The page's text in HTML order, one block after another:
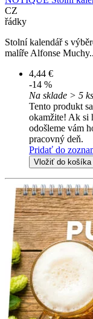
CZ
řádky
Stolní kalendář s
malíře Alfonse
4,44 €
-14 %
Na sklade > 5 ks
Tento produkt
okamžite! Ak si
odošleme vám
pracovný deň.
Pridať do
Vložiť do košíka